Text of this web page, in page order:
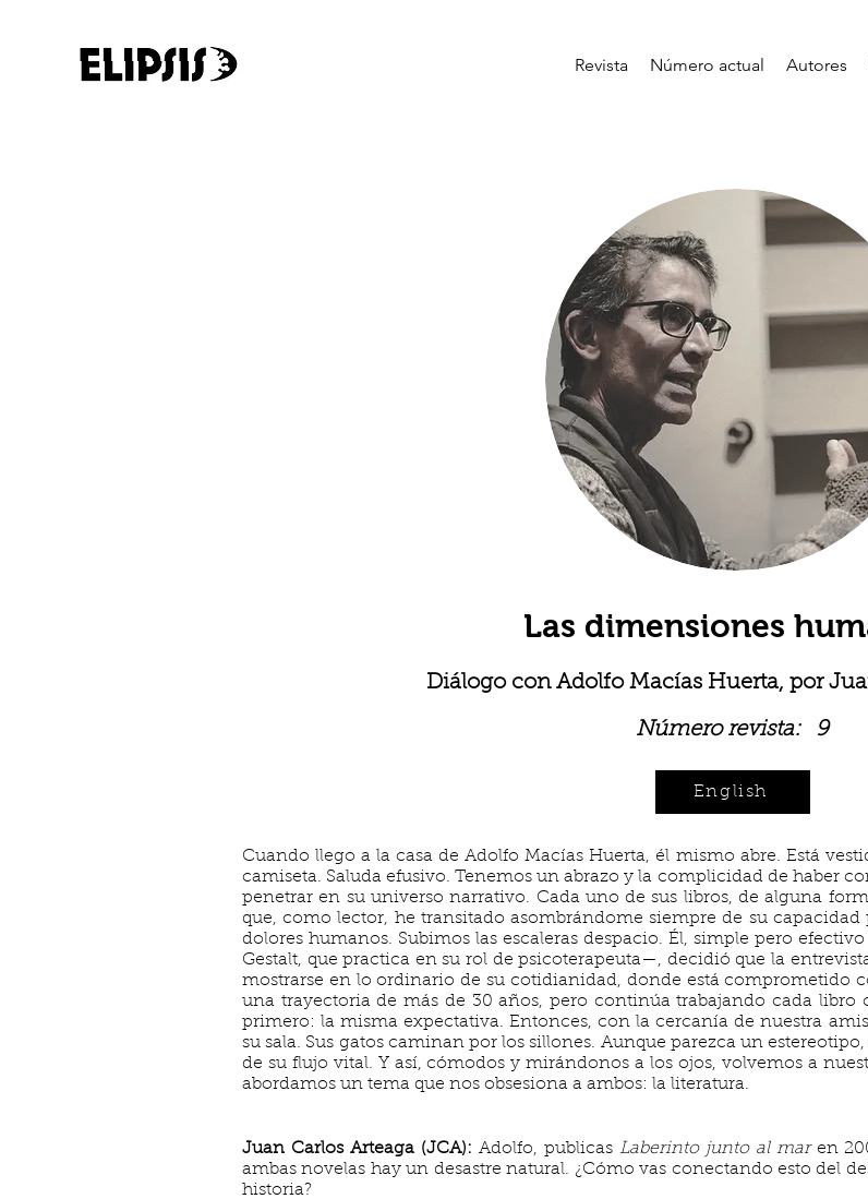
Revista Número actual Autores
Las dimensiones
Diálogo con Adolfo Macías Huerta, por
Número revista: 9
English
Cuando llego a la casa de Adolfo Macías Huerta, él mismo abre. Está
camiseta. Saluda efusivo. Tenemos un abrazo y la complicidad de haber
penetrar en su universo narrativo. Cada uno de sus libros, de alguna
que, como lector, he transitado asombrándome siempre de su
dolores humanos. Subimos las escaleras despacio. Él, simple pero
Gestalt, que practica en su rol de psicoterapeuta—, decidió que la
mostrarse en lo ordinario de su cotidianidad, donde está comprometido
una trayectoria de más de 30 años, pero continúa trabajando cada
primero: la misma expectativa. Entonces, con la cercanía de nuestra
su sala. Sus gatos caminan por los sillones. Aunque parezca un
de su flujo vital. Y así, cómodos y mirándonos a los ojos, volvemos a
abordamos un tema que nos obsesiona a ambos: la literatura.
Juan Carlos Arteaga (JCA): Adolfo, publicas Laberinto junto al mar en
ambas novelas hay un desastre natural. ¿Cómo vas conectando esto del
historia?